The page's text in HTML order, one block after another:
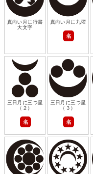
真向い月に行書
大文字
真向い月に九曜
名
三日月に三つ星
（２）
名
三日月に三つ星
（３）
名